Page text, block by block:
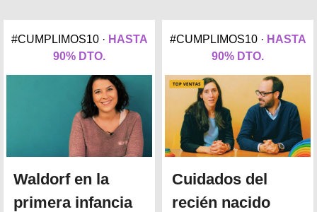
#CUMPLIMOS10 · HASTA
90% DTO.
Waldorf en la
primera infancia
#CUMPLIMOS10 · HASTA
90% DTO.
Cuidados del
recién nacido